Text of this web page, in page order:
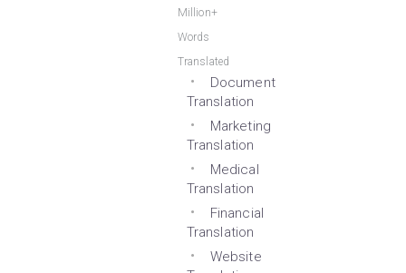
Million+
Words
Translated
Document
Translation
Marketing
Translation
Medical
Translation
Financial
Translation
Website